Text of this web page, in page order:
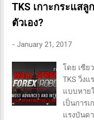
คอลที่เข
ความที่ไ
Climax
นกัน - ดู
แทบทุกค
อาจจะเ
TKS เกาะกระแส
ตัวเอง?
- January 21, 2017
โดย เซีย
TKS วิ่งแ
แบบหาย
เป็นการเ
แรงบันด